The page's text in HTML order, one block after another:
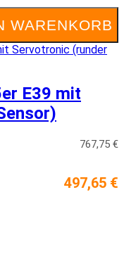
WARENKORB
E39 mit
767,75 €
497,65 €